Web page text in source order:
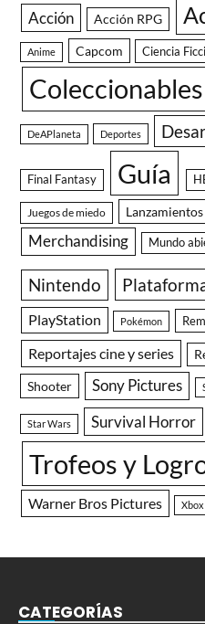
Acción Acción RPG
Anime Capcom Ciencia
Coleccionables
DeAPlaneta Deportes
Final Fantasy Guía
Juegos de miedo
Merchandising Mundo
Nintendo
PlayStation Pokémon
Reportajes cine y series
Shooter Sony Pictures
Star Wars Survival Horror
Trofeos y
Warner Bros Pictures Xbox
CATEGORÍAS